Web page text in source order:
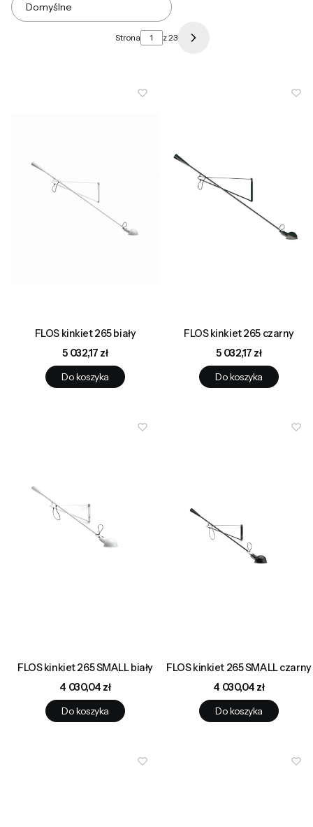
Domyślne
Strona z 23 Następne produkty
FLOS kinkiet 265 biały
Cena
5 032,17 zł
Do koszyka
FLOS kinkiet 265 czarny
Cena
5 032,17 zł
Do koszyka
FLOS kinkiet 265 SMALL biały
Cena
4 030,04 zł
Do koszyka
FLOS kinkiet 265 SMALL czarny
Cena
4 030,04 zł
Do koszyka